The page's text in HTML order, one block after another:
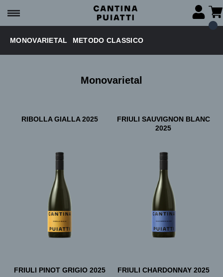
MONOVARIETAL METODO CLASSICO
Monovarietal
RIBOLLA GIALLA 2025
FRIULI SAUVIGNON BLANC
2025
FRIULI PINOT GRIGIO 2025 FRIULI CHARDONNAY 2025